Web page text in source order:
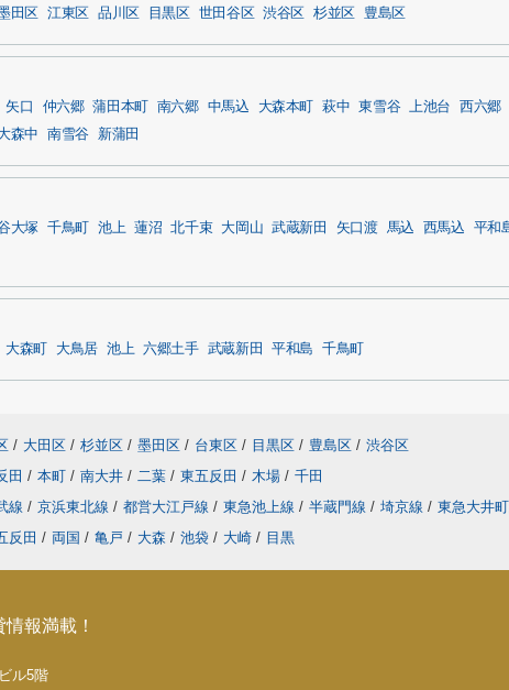
田区 江東区 品川区 目黒区 世田谷区 渋谷区 杉並区 豊島区
矢口 仲六郷 蒲田本町 南六郷 中馬込 大森本町 萩中 東雪谷 上池台 西六郷
森中 南雪谷 新蒲田
大塚 千鳥町 池上 蓮沼 北千束 大岡山 武蔵新田 矢口渡 馬込 西馬込 平和
大森町 大鳥居 池上 六郷土手 武蔵新田 平和島 千鳥町
/ 大田区 / 杉並区 / 墨田区 / 台東区 / 目黒区 / 豊島区 / 渋谷区
田 / 本町 / 南大井 / 二葉 / 東五反田 / 木場 / 千田
線 / 京浜東北線 / 都営大江戸線 / 東急池上線 / 半蔵門線 / 埼京線 / 東急大井
反田 / 両国 / 亀戸 / 大森 / 池袋 / 大崎 / 目黒
報満載！
ル5階